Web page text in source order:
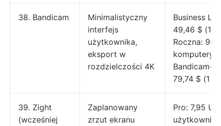
38. Bandicam
Minimalistyczny
interfejs
użytkownika,
eksport w
rozdzielczości 4K
Business
49,46 $ (1
Roczna:
komputery)
79,74 $ (1
39. Zight
(wcześniej
Zaplanowany
zrzut ekranu
Pro: 7,95